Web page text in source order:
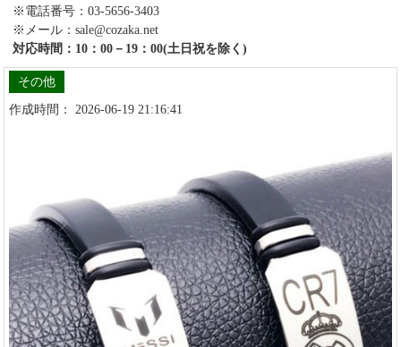
※電話番号：03-5656-3403
※メール：sale@cozaka.net
対応時間：10：00－19：00(土日祝を除く)
その他
作成時間： 2026-06-19 21:16:41